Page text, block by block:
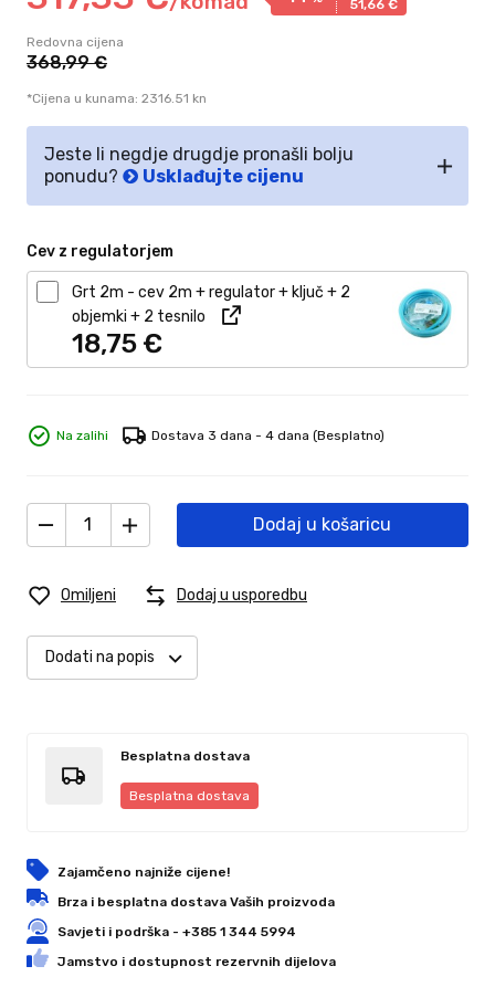
51,66 €
Redovna cijena
368,99 €
*Cijena u kunama: 2316.51 kn
Jeste li negdje drugdje pronašli bolju
ponudu?
Usklađujte cijenu
Cev z regulatorjem
Grt 2m - cev 2m + regulator + ključ + 2
objemki + 2 tesnilo
18,75 €
Na zalihi Dostava 3 dana - 4 dana (Besplatno)
Dodaj u košaricu
Omiljeni Dodaj u usporedbu
Dodati na popis
Besplatna dostava
Besplatna dostava
Zajamčeno najniže cijene!
Brza i besplatna dostava Vaših proizvoda
Savjeti i podrška - +385 1 344 5994
Jamstvo i dostupnost rezervnih dijelova